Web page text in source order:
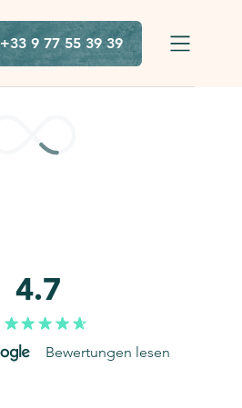
+33 9 77 55 39 39
4.7
Bewertungen lesen